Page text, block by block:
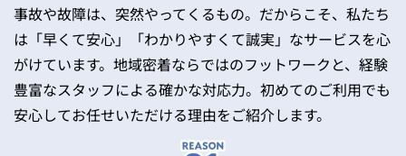
事故や故障は、突然やってくるもの。だからこそ、私たち
は「早くて安心」「わかりやすくて誠実」なサービスを心
がけています。地域密着ならではのフットワークと、経験
豊富なスタッフによる確かな対応力。初めてのご利用でも
安心してお任せいただける理由をご紹介します。